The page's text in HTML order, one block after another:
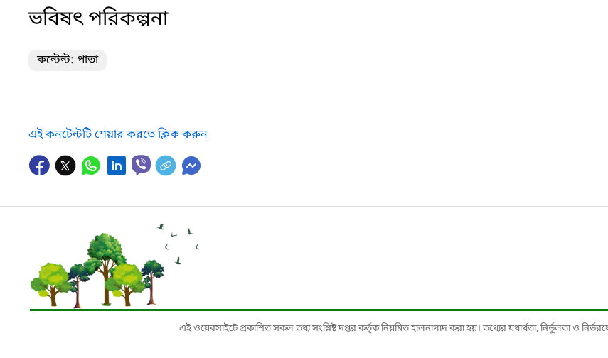
ভবিষৎ পরিকল্পনা
কন্টেন্ট: পাতা
এই কনটেন্টটি শেয়ার করতে ক্লিক করুন
এই ওয়েবসাইটে প্রকাশিত সকল তথ্য সংশ্লিষ্ট দপ্তর কর্তৃক নিয়মিত হালনাগাদ করা হয়। তথ্যের যথার্থতা, নির্ভুলতা ও